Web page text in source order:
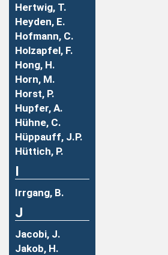
Hertwig, T.
Heyden, E.
Hofmann, C.
Holzapfel, F.
Hong, H.
Horn, M.
Horst, P.
Hupfer, A.
Hühne, C.
Hüppauff, J.P.
Hüttich, P.
I
Irrgang, B.
J
Jacobi, J.
Jakob, H.